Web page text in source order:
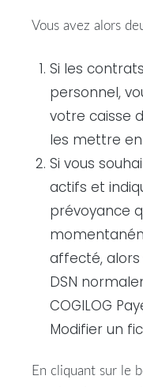
Vous avez alors
Si les
personnel,
votre caisse
les mettre
Si vous
actifs et
prévoyance
affecté, alors
DSN
COGILOG
Modifier un
En cliquant sur le